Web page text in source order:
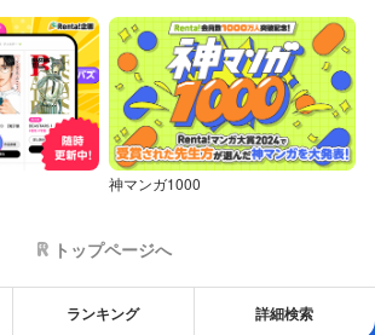
神マンガ1000
トップページへ
ランキング 詳細検索